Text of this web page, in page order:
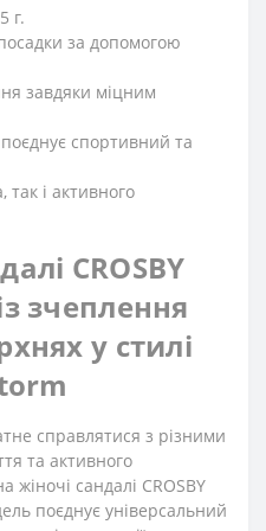
г.
за допомогою
завдяки міцним
спортивний та
так і активного
CROSBY
зчеплення
у стилі
справлятися з різними
та активного
жіночі сандалі CROSBY
поєднує універсальний